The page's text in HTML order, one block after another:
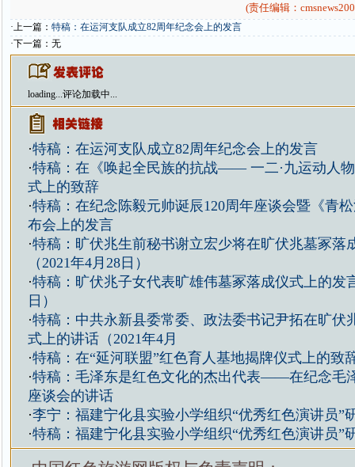
(责任编辑：
·上一篇： 特稿：在运河支队成立82周年纪念会上的发言
·下一篇：无
loading...评论加载中...
·特稿：在运河支队成立82周年纪念会上的发言
·特稿：在《唤起全民族的抗战—— 一二·九运动人
式上的致辞
·特稿：在纪念陈毅元帅诞辰120周年座谈会暨《青
布会上的发言
·特稿：旷伏兆生前秘书谢立宏少将在旷伏兆墓冢落
（2021年4月28日）
·特稿：旷伏兆子女代表旷雄伟墓冢落成仪式上的发
日）
·特稿：中共永新县委常委、政法委书记尹拓在旷伏
式上的讲话（2021年4月
·特稿：在“延河联盟”红色育人基地揭牌仪式上的致
·特稿：毛泽东是红色文化的杰出代表——在纪念毛
座谈会的讲话
·李宁：福建宁化县实验小学组织“优秀红色演讲员”
·特稿：福建宁化县实验小学组织“优秀红色演讲员”